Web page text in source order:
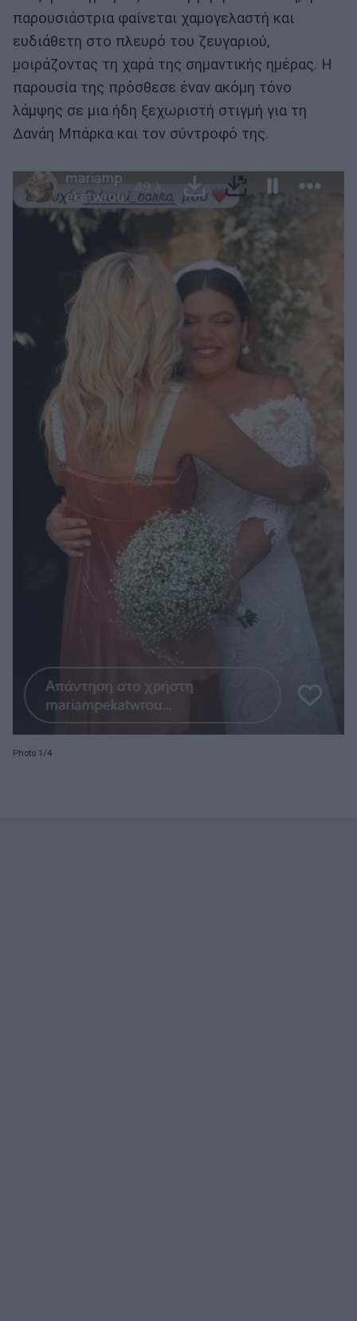
παρουσιάστρια φαίνεται χαμογελαστή και
ευδιάθετη στο πλευρό του ζευγαριού,
μοιράζοντας τη χαρά της σημαντικής ημέρας. Η
παρουσία της πρόσθεσε έναν ακόμη τόνο
λάμψης σε μια ήδη ξεχωριστή στιγμή για τη
Δανάη Μπάρκα και τον σύντροφό της.
Photo 1/4